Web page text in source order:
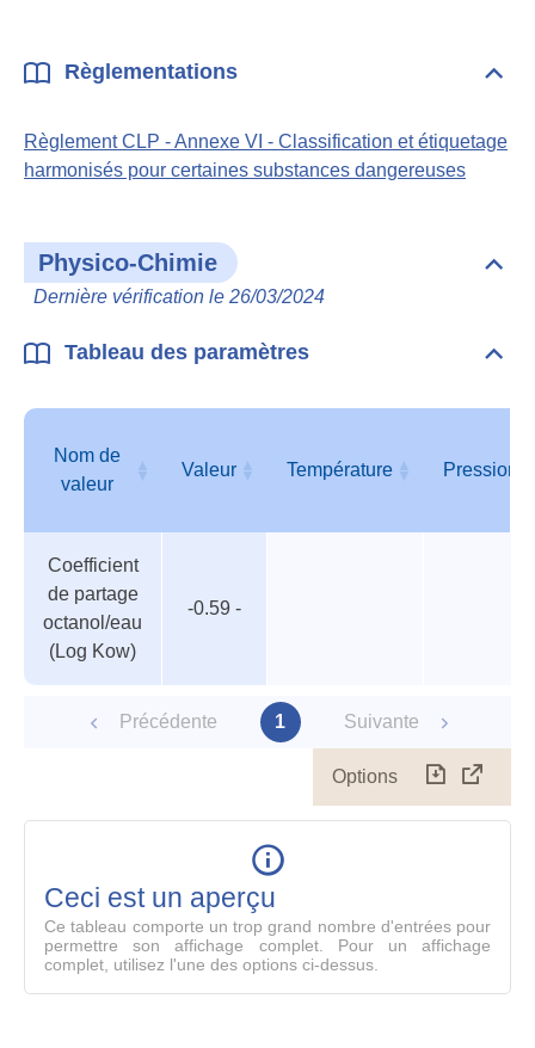
Règlementations
Règlement CLP - Annexe VI - Classification et étiquetage
harmonisés pour certaines substances dangereuses
Physico-Chimie
Dernière vérification le 26/03/2024
Tableau des paramètres
des
paramètres
Nom de
valeur
Valeur Température Pression
valeur
Coefficient
de partage
octanol/eau
(Log Kow)
-0.59 -
Précédente 1 Suivante
Options
le
Ceci est un aperçu
Ce tableau comporte un trop grand nombre d'entrées pour
permettre son affichage complet. Pour un affichage
complet, utilisez l'une des options ci-dessus.